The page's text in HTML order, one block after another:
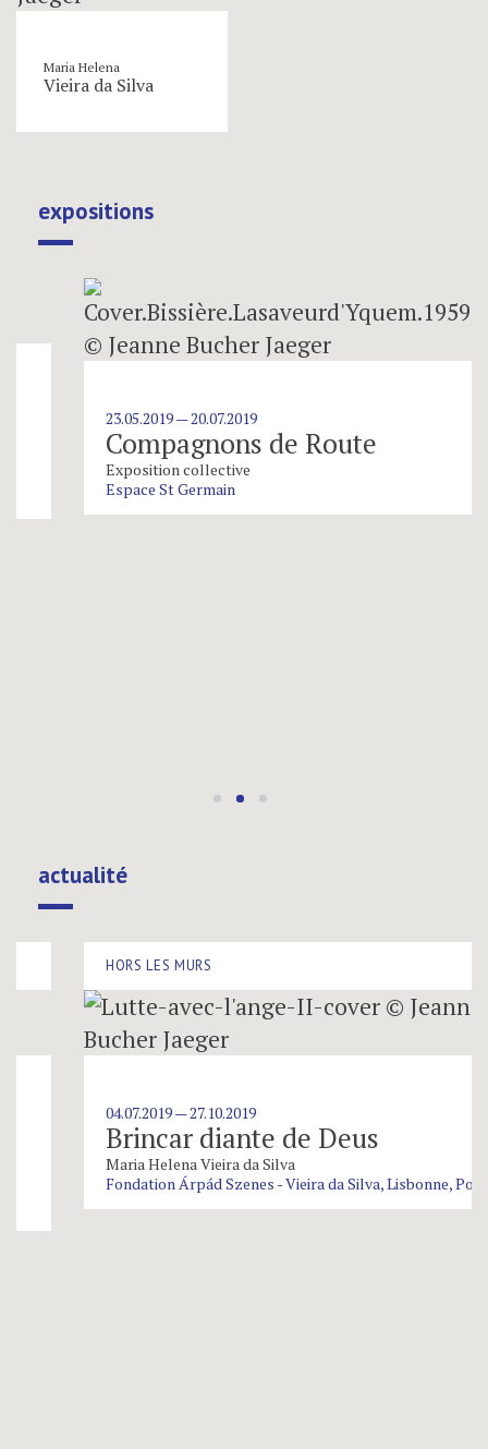
Maria Helena
Vieira da Silva
expositions
23.05.2019 — 20.07.2019
Compagnons de Route
Exposition collective
Espace St Germain
actualité
HORS LES MURS
04.07.2019 — 27.10.2019
Brincar diante de Deus
Maria Helena Vieira da Silva
Fondation Árpád Szenes - Vieira da Silva, Lisbonne, Portugal